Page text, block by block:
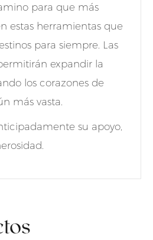
para que más
estas herramientas que
para siempre. Las
expandir la
los corazones de
más vasta.
su apoyo,